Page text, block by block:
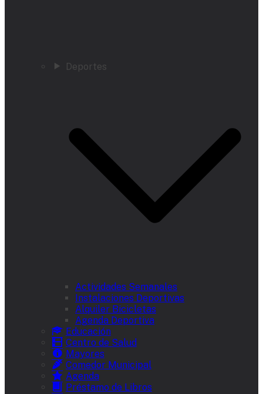
Deportes
Actividades Semanales
Instalaciones Deportivas
Alquiler Bicicletas
Agenda Deportiva
Educación
Centro de Salud
Mayores
Comedor Municipal
Agenda
Préstamo de Libros